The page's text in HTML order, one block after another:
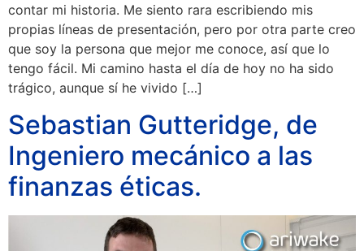
contar mi historia. Me siento rara escribiendo mis
propias líneas de presentación, pero por otra parte creo
que soy la persona que mejor me conoce, así que lo
tengo fácil. Mi camino hasta el día de hoy no ha sido
trágico, aunque sí he vivido […]
Sebastian Gutteridge, de
Ingeniero mecánico a las
finanzas éticas.